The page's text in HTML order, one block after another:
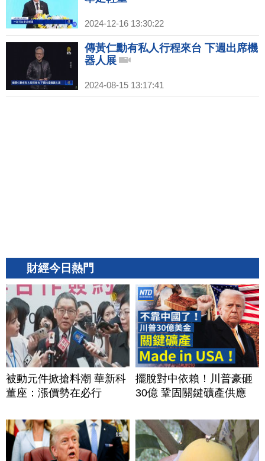
2024-12-16 13:30:22
傳黃仁勳有私人行程來台 下週出席機
器人展
2024-08-15 13:17:41
財經今日熱門
被動元件掀搶料潮 華新科
董座：漲價勢在必行
擺脫對中依賴！川普豪砸
30億 鞏固關鍵礦產供應